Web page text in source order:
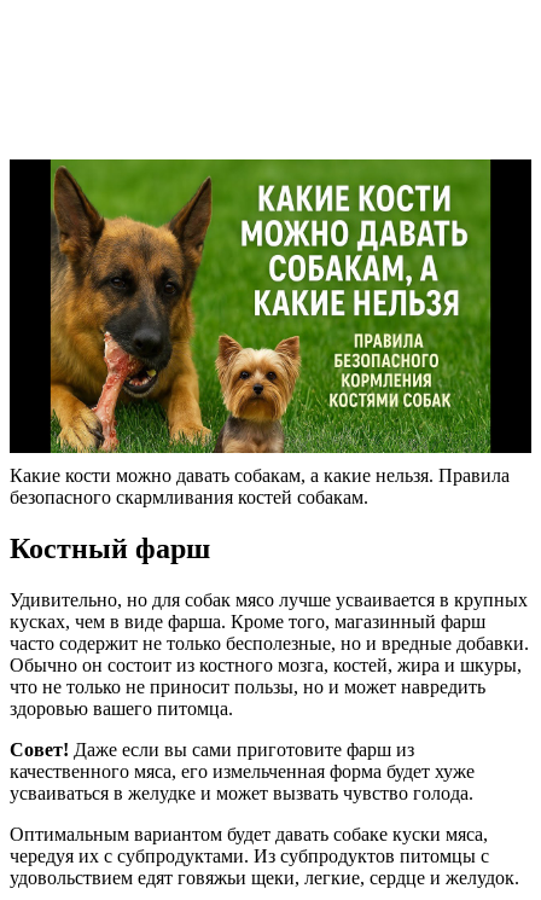
Какие кости можно давать собакам, а какие нельзя. Правила
безопасного скармливания костей собакам.
Костный фарш
Удивительно, но для собак мясо лучше усваивается в крупных
кусках, чем в виде фарша. Кроме того, магазинный фарш
часто содержит не только бесполезные, но и вредные добавки.
Обычно он состоит из костного мозга, костей, жира и шкуры,
что не только не приносит пользы, но и может навредить
здоровью вашего питомца.
Совет! Даже если вы сами приготовите фарш из
качественного мяса, его измельченная форма будет хуже
усваиваться в желудке и может вызвать чувство голода.
Оптимальным вариантом будет давать собаке куски мяса,
чередуя их с субпродуктами. Из субпродуктов питомцы с
удовольствием едят говяжьи щеки, легкие, сердце и желудок.